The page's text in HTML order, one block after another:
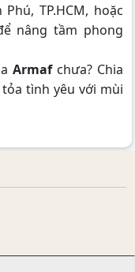
TP.HCM, hoặc
nâng tầm phong
Armafchưa? Chia
tình yêu với mùi